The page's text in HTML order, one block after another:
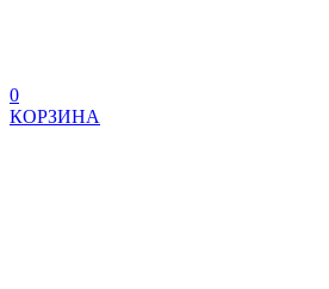
0
КОРЗИНА